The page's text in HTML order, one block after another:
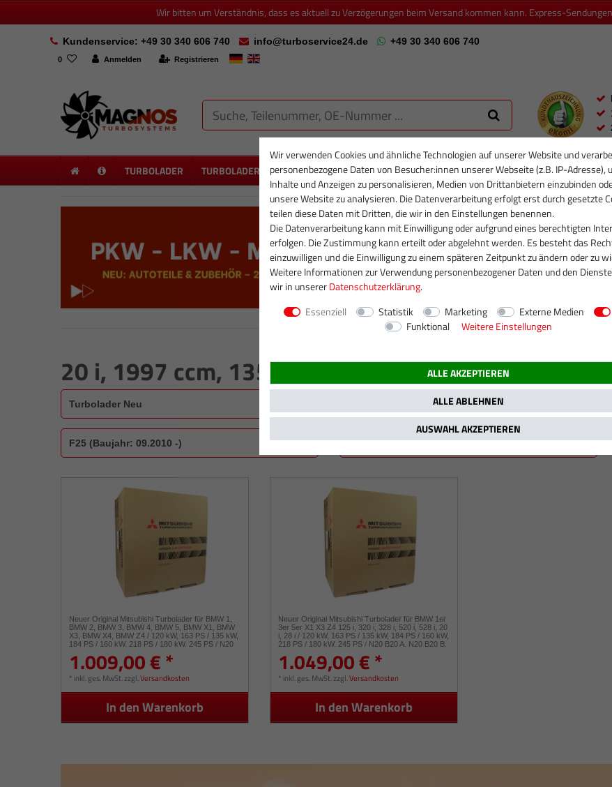
Wir bitten um Verständnis, dass es aktuell zu Verzögerungen beim Versand kommen kann. Express-
Kundenservice: +49 30 340 606 740 info@turboservice24.de +49 30 340 606 740
0 Anmelden Registrieren
TURBOLADER TURBOLADER NEU PARTIKELFILTER PARTIKELFILTER NEU INJEKTOREN
20 i, 1997 ccm, 135 kW / 184 PS
Neuer Original Mitsubishi Turbolader für BMW 1,
BMW 2, BMW 3, BMW 4, BMW 5, BMW X1, BMW
X3, BMW X4, BMW Z4 / 120 kW, 163 PS / 135 kW,
184 PS / 160 kW, 218 PS / 180 kW, 245 PS / N20
49477-02060
1.009,00 € *
* inkl. ges. MwSt.zzgl.Versandkosten
In den Warenkorb
Neuer Original Mitsubishi Turbolader für BMW 1er
3er 5er X1 X3 Z4 125 i, 320 i, 328 i, 520 i, 528 i, 20
i, 28 i / 120 kW, 163 PS / 135 kW, 184 PS / 160 kW,
218 PS / 180 kW, 245 PS / N20 B20 A, N20 B20 B,
1.049,00 € *
* inkl. ges. MwSt.zzgl.Versandkosten
In den Warenkorb
Wir verwenden Cookies und ähnliche Technologien auf unserer Website und
personenbezogene Daten von Besucher:innen unserer Webseite (z.B. IP-Adresse),
Inhalte und Anzeigen zu personalisieren, Medien von Drittanbietern einzubinden
unsere Website zu analysieren. Die Datenverarbeitung erfolgt erst durch gesetzte
teilen diese Daten mit Dritten, die wir in den Einstellungen benennen.
Die Datenverarbeitung kann mit Einwilligung oder aufgrund eines berechtigten
erfolgen. Die Zustimmung kann erteilt oder abgelehnt werden. Es besteht das
einzuwilligen und die Einwilligung zu einem späteren Zeitpunkt zu ändern oder zu
Weitere Informationen zur Verwendung personenbezogener Daten und den
wir in unsererDaten­schutz­erklärung.
Essenziell
Statistik Marketing Externe Medien
Funktional
Weitere Einstellungen
ALLE AKZEPTIEREN
ALLE ABLEHNEN
AUSWAHL AKZEPTIEREN